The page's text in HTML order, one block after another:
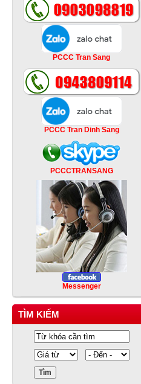
PCCC Tran Sang
PCCC Tran Dinh Sang
PCCCTRANSANG
Messenger
TÌM KIẾM